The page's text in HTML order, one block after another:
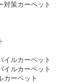
対策カーペット
イルカーペット
イルカーペット
カーペット